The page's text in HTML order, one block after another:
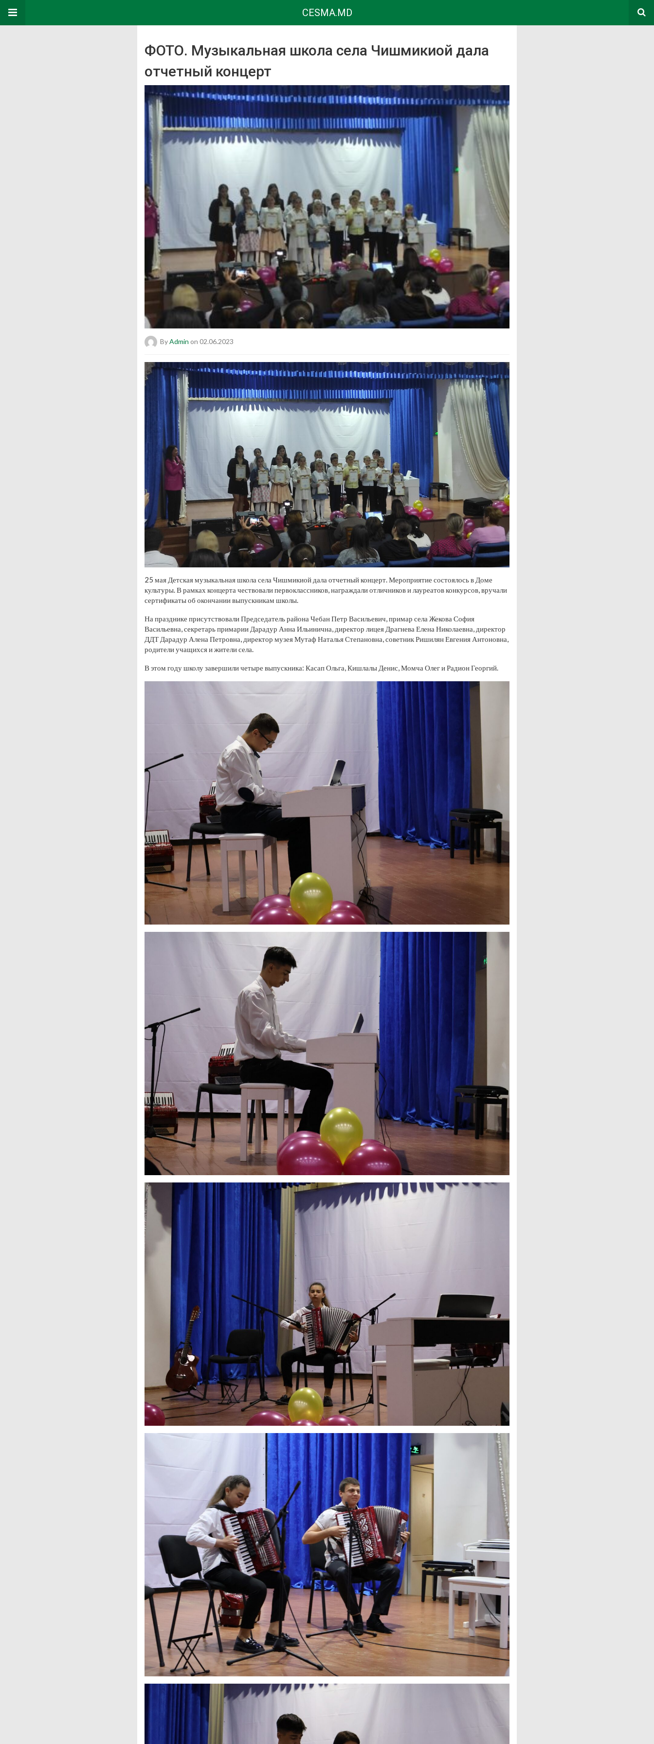
CESMA.MD
ФОТО. Музыкальная школа села Чишмикиой дала
отчетный концерт
ByAdmin on 02.06.2023
25 мая Детская музыкальная школа села Чишмикиой дала отчетный концерт. Мероприятие состоялось в Доме
культуры. В рамках концерта чествовали первоклассников, награждали отличников и лауреатов конкурсов, вручали
сертификаты об окончании выпускникам школы.
На празднике присутствовали Председатель района Чебан Петр Васильевич, примар села Жекова София
Васильевна, секретарь примарии Дарадур Анна Ильинична, директор лицея Драгнева Елена Николаевна, директор
ДДТ Дарадур Алена Петровна, директор музея Мутаф Наталья Степановна, советник Ришилян Евгения Антоновна,
родители учащихся и жители села.
В этом году школу завершили четыре выпускника: Касап Ольга, Кишлалы Денис, Момча Олег и Радион Георгий.